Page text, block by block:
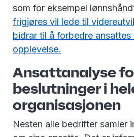
som for eksempel
frigjøres vil lede til
bidrar til å forbedre
opplevelse.
Ansattanalyse
beslutninger i
organisasjonen
Nesten alle bedrifter samler